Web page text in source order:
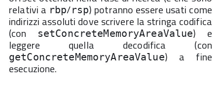
return
False
#This is the VA of the first instruction after
    post_decoding_ip = bb.instructions[-
1
#This is the VA of the first instruction of the
    decoding_ip = bb.instructions[-
3
#This is the VA of the jnz instruction itself
    patch_jump = bb.instructions[-
1 ].ip
#The bytes of the encoded string
relativi a rbp/rsp) potranno essere usati come
indirizzi assoluti dove scrivere la stringa codifica
(con setConcreteMemoryAreaValue) e
leggere quella decodifica (con
getConcreteMemoryAreaValue) a fine
esecuzione.